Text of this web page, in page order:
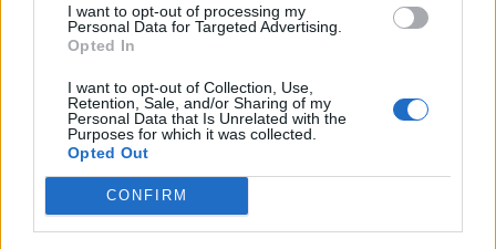
I want to opt-out of processing my
Personal Data for Targeted Advertising.
Opted In
I want to opt-out of Collection, Use,
Retention, Sale, and/or Sharing of my
Personal Data that Is Unrelated with the
Purposes for which it was collected.
Opted Out
CONFIRM
Ωρίων – Σπάνια νοσήματα
συνδέονται με μνημεία που
διαμόρφωσαν την ιστορία και το
πνεύμα της χώρας μας
27 Φεβρουαρίου 2026
Γεωργιάδης: Πολλαπλά οφέλη από